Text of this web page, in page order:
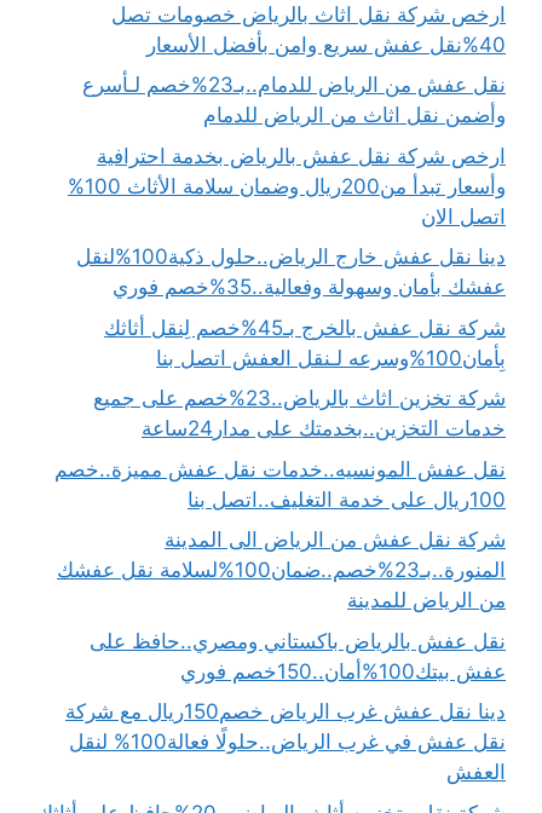
ارخص شركة نقل اثاث بالرياض خصومات تصل
40%نقل عفش سريع وامن بأفضل الأسعار
نقل عفش من الرياض للدمام..بـ23%خصم لـأسرع
وأضمن نقل اثاث من الرياض للدمام
ارخص شركة نقل عفش بالرياض بخدمة احترافية
وأسعار تبدأ من200ريال وضمان سلامة الأثاث 100%
اتصل الان
دينا نقل عفش خارج الرياض..حلول ذكية100%لنقل
عفشك بأمان وسهولة وفعالية..35%خصم فوري
شركة نقل عفش بالخرج بـ45%خصم لِنقل أثاثك
بِأمان100%وسرعه لـنقل العفش اتصل بنا
شركة تخزين اثاث بالرياض..23%خصم على جميع
خدمات التخزين..بخدمتك على مدار24ساعة
نقل عفش المونسيه..خدمات نقل عفش مميزة..خصم
100ريال على خدمة التغليف..اتصل بنا
شركة نقل عفش من الرياض الى المدينة
المنورة..بـ23%خصم..ضمان100%لسلامة نقل عفشك
من الرياض للمدينة
نقل عفش بالرياض باكستاني ومصري..حافظ على
عفش بيتك100%أمان..150خصم فوري
دينا نقل عفش غرب الرياض خصم150ريال مع شركة
نقل عفش في غرب الرياض..حلولًا فعالة100% لنقل
العفش